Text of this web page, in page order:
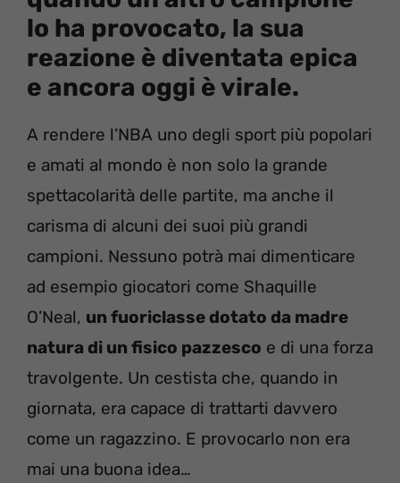
lo ha provocato, la sua
reazione è diventata epica
e ancora oggi è virale.
A rendere l’NBA uno degli sport più popolari
e amati al mondo è non solo la grande
spettacolarità delle partite, ma anche il
carisma di alcuni dei suoi più grandi
campioni. Nessuno potrà mai dimenticare
ad esempio giocatori come Shaquille
O’Neal, un fuoriclasse dotato da madre
natura di un fisico pazzesco e di una forza
travolgente. Un cestista che, quando in
giornata, era capace di trattarti davvero
come un ragazzino. E provocarlo non era
mai una buona idea…